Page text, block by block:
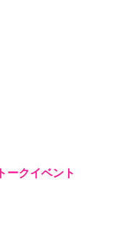
ークイベント